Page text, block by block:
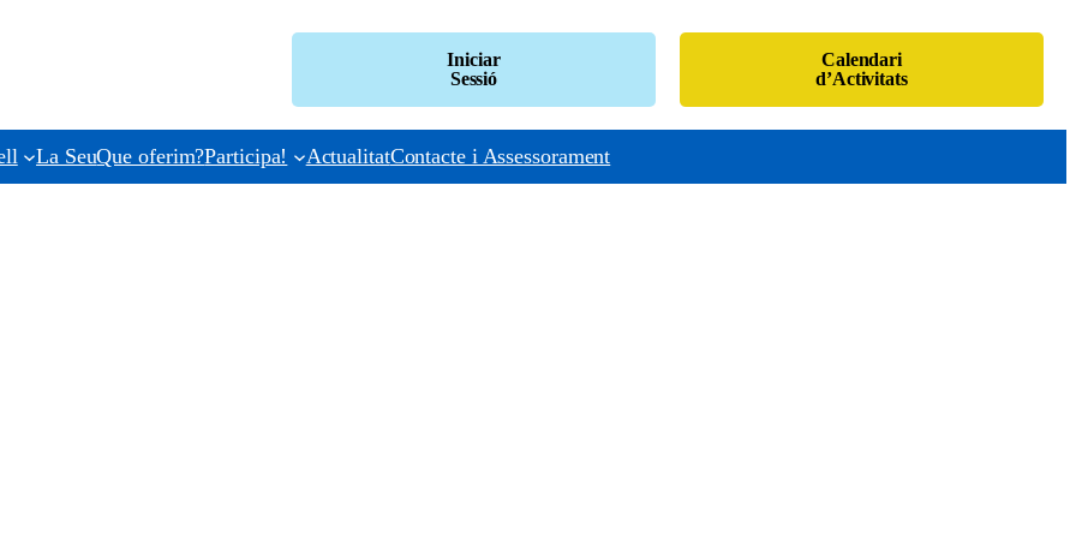
Iniciar
Sessió
Calendari
d’Activitats
La SeuQue oferim?Participa! ActualitatContacte i Assessorament